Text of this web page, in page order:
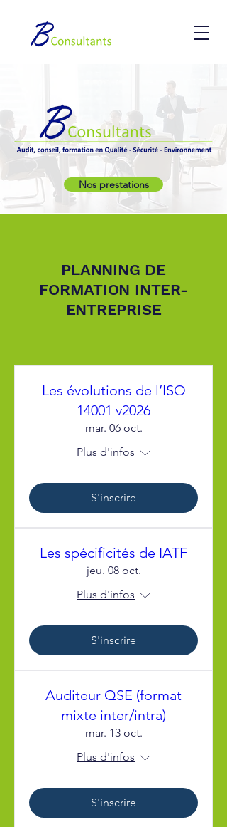
Nos prestations
PLANNING DE
FORMATION INTER-
ENTREPRISE
Les évolutions de l’ISO
14001 v2026
mar. 06 oct.
Plus d'infos
S'inscrire
Les spécificités de IATF
jeu. 08 oct.
Plus d'infos
S'inscrire
Auditeur QSE (format
mixte inter/intra)
mar. 13 oct.
Plus d'infos
S'inscrire